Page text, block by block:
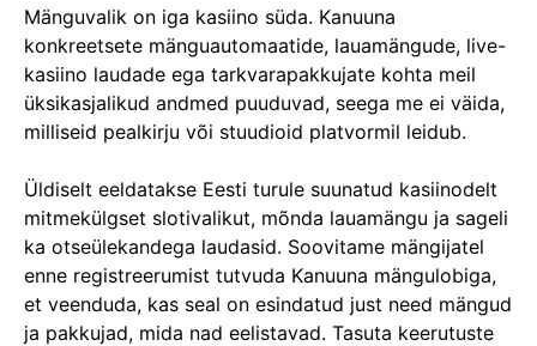
Mänguvalik on iga kasiino süda. Kanuuna
konkreetsete mänguautomaatide, lauamängude, live-
kasiino laudade ega tarkvarapakkujate kohta meil
üksikasjalikud andmed puuduvad, seega me ei väida,
milliseid pealkirju või stuudioid platvormil leidub.
Üldiselt eeldatakse Eesti turule suunatud kasiinodelt
mitmekülgset slotivalikut, mõnda lauamängu ja sageli
ka otseülekandega laudasid. Soovitame mängijatel
enne registreerumist tutvuda Kanuuna mängulobiga,
et veenduda, kas seal on esindatud just need mängud
ja pakkujad, mida nad eelistavad. Tasuta keerutuste